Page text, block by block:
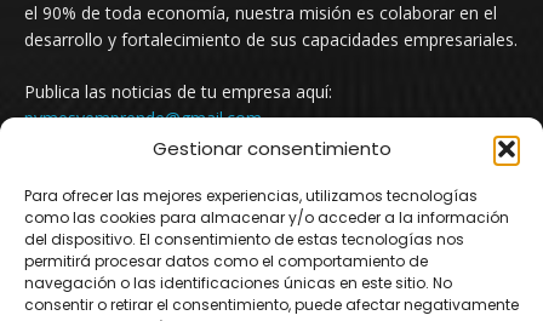
Gestionar consentimiento
Para ofrecer las mejores experiencias, utilizamos tecnologías
como las cookies para almacenar y/o acceder a la información
del dispositivo. El consentimiento de estas tecnologías nos
permitirá procesar datos como el comportamiento de
navegación o las identificaciones únicas en este sitio. No
consentir o retirar el consentimiento, puede afectar negativamente
el 90% de toda economía, nuestra misión es colaborar en el
desarrollo y fortalecimiento de sus capacidades empresariales.
Publica las noticias de tu empresa aquí:
pymesyemprende@gmail.com
SÍGUENOS